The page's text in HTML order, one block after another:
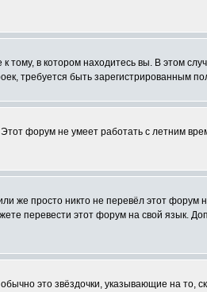
в котором находитесь вы. В этом
требуется быть зарегистрированным
форум не умеет работать с летним
же просто никто не перевёл этот
перевести этот форум на свой язык.
это звёздочки, указывающие на